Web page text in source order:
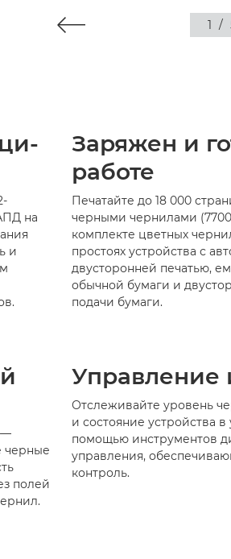
1 /
на
и
Заряжен и
работе
Печатайте до 18 000
черными чернилами
комплекте цветных
простоях устройства с
двусторонней печатью,
обычной бумаги и
подачи бумаги.
—
черные
полей
Управление
Отслеживайте уровень
и состояние устройства
помощью инструментов
управления,
контроль.